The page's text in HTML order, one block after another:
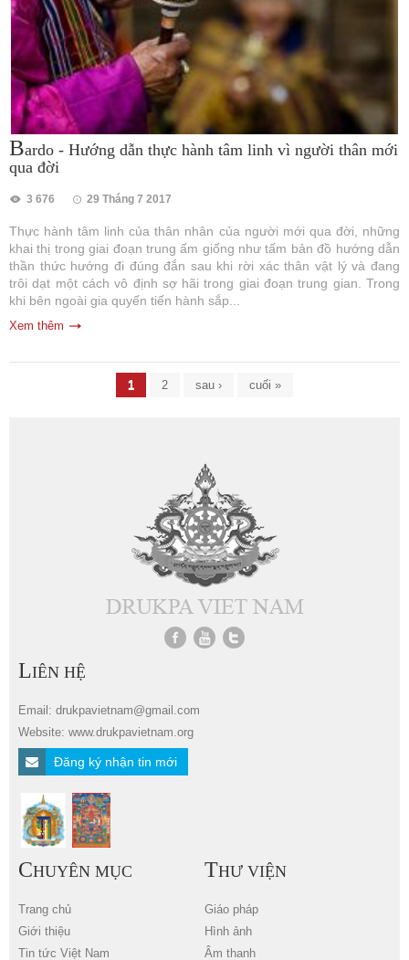
Bardo - Hướng dẫn thực hành tâm linh vì người thân mới
qua đời
3 676 29 Tháng 7 2017
Thực hành tâm linh của thân nhân của người mới qua đời, những
khai thị trong giai đoạn trung ấm giống như tấm bản đồ hướng dẫn
thần thức hướng đi đúng đắn sau khi rời xác thân vật lý và đang
trôi dạt một cách vô định sợ hãi trong giai đoạn trung gian. Trong
khi bên ngoài gia quyến tiến hành sắp...
Xem thêm
1 2 sau › cuối »
LIÊN HỆ
Email: drukpavietnam@gmail.com
Website: www.drukpavietnam.org
Đăng ký nhận tin mới
CHUYÊN MỤC
Trang chủ
Giới thiệu
Tin tức Việt Nam
THƯ VIỆN
Giáo pháp
Hình ảnh
Âm thanh